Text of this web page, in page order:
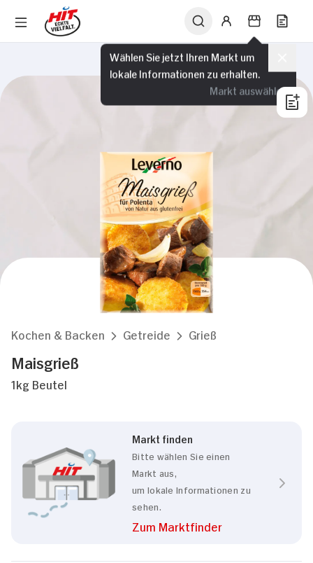
Wählen Sie jetzt Ihren Markt um
lokale Informationen zu erhalten.
Markt auswählen
Kochen & Backen Getreide Grieß
Maisgrieß
1kg Beutel
Markt finden
Bitte wählen Sie einen
Markt aus,
um lokale Informationen zu
sehen.
Zum Marktfinder